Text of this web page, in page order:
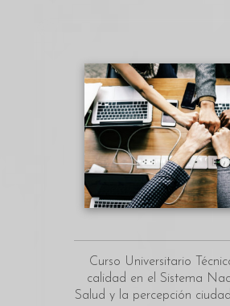
Curso Universitario
calidad en el Sistema
Salud y la percepción